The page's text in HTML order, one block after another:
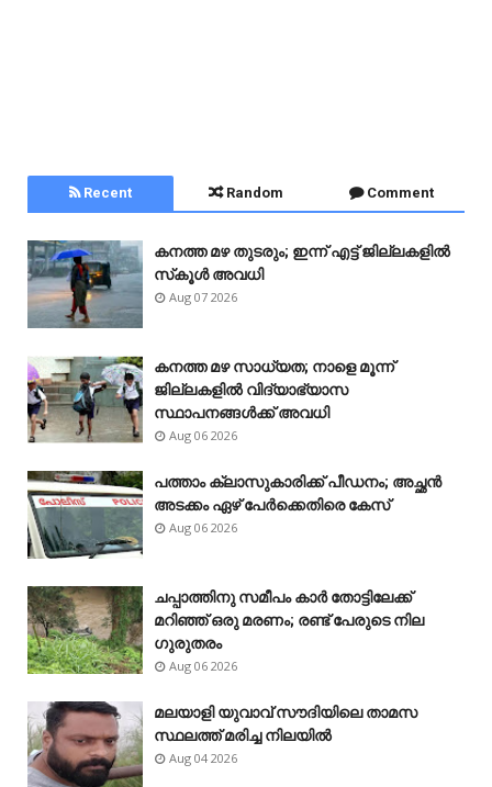
Recent Random Comment
കനത്ത മഴ തുടരും; ഇന്ന് എട്ട് ജില്ലകളിൽ
സ്‌കൂൾ അവധി
Aug 07 2026
കനത്ത മഴ സാധ്യത; നാളെ മൂന്ന്
ജില്ലകളിൽ വിദ്യാഭ്യാസ
സ്ഥാപനങ്ങൾക്ക് അവധി
Aug 06 2026
പത്താം ക്ലാസുകാരിക്ക് പീഡനം; അച്ഛൻ
അടക്കം ഏഴ് പേർക്കെതിരെ കേസ്
Aug 06 2026
ചപ്പാത്തിനു സമീപം കാർ തോട്ടിലേക്ക്
മറിഞ്ഞ് ഒരു മരണം; രണ്ട് പേരുടെ നില
ഗുരുതരം
Aug 06 2026
മലയാളി യുവാവ് സൗദിയിലെ താമസ
സ്ഥലത്ത് മരിച്ച നിലയിൽ
Aug 04 2026